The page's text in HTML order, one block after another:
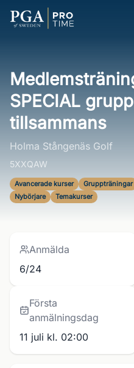
SPECIAL
tillsammans
Holma Stångenäs Golf
5XXQAW
Avancerade kurser Gruppträningar
Nybörjare
Temakurser
Anmälda
6/24
Första
anmälningsdag
11 juli kl. 02:00